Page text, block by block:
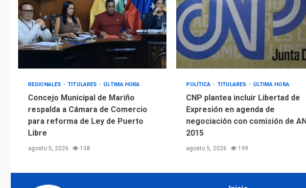
REGIONALES TITULARES ÚLTIMA HORA
Concejo Municipal de Mariño
respalda a Cámara de Comercio
para reforma de Ley de Puerto
Libre
agosto 5, 2026 138
POLÍTICA TITULARES ÚLTIMA HORA
CNP plantea incluir Libertad de
Expresión en agenda de
negociación con comisión de AN
2015
agosto 5, 2026 199